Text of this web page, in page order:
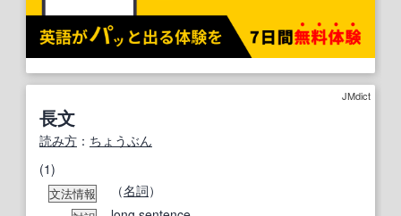
JMdict
長文
読み方 ： ちょうぶん
(1)
文法情報 （名詞）